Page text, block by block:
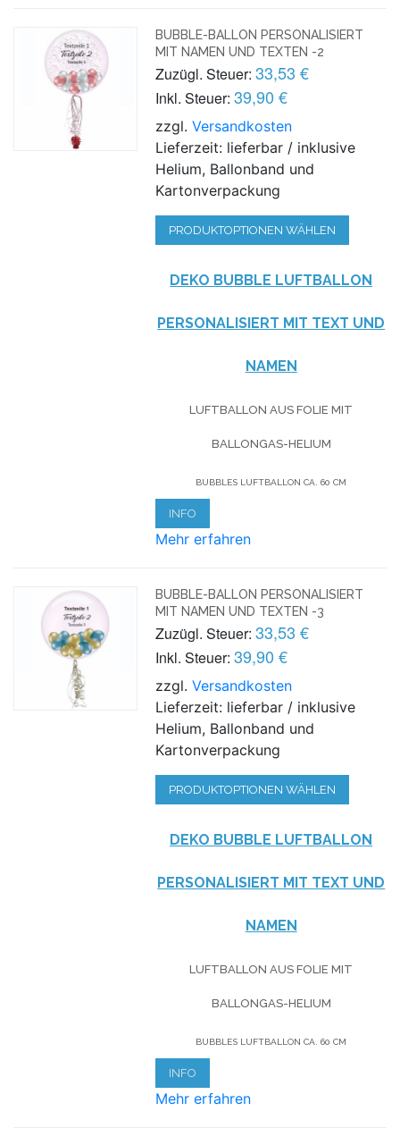
BUBBLE-BALLON PERSONALISIERT
MIT NAMEN UND TEXTEN -2
Zuzügl. Steuer: 33,53 €
Inkl. Steuer: 39,90 €
zzgl.Versandkosten
Lieferzeit: lieferbar / inklusive
Helium, Ballonband und
Kartonverpackung
PRODUKTOPTIONEN WÄHLEN
DEKO BUBBLE LUFTBALLON
PERSONALISIERT MIT TEXT UND
NAMEN
LUFTBALLON AUS FOLIE MIT
BALLONGAS-HELIUM
BUBBLES LUFTBALLON CA. 60 CM
INFO
Mehr erfahren
BUBBLE-BALLON PERSONALISIERT
MIT NAMEN UND TEXTEN -3
Zuzügl. Steuer: 33,53 €
Inkl. Steuer: 39,90 €
zzgl.Versandkosten
Lieferzeit: lieferbar / inklusive
Helium, Ballonband und
Kartonverpackung
PRODUKTOPTIONEN WÄHLEN
DEKO BUBBLE LUFTBALLON
PERSONALISIERT MIT TEXT UND
NAMEN
LUFTBALLON AUS FOLIE MIT
BALLONGAS-HELIUM
BUBBLES LUFTBALLON CA. 60 CM
INFO
Mehr erfahren